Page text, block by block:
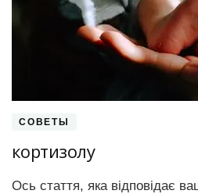
СОВЕТЫ
кортизолу
Ось стаття, яка відповідає